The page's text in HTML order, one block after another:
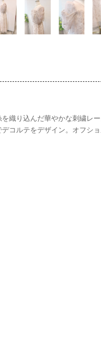
織り込んだ華やかな刺繍レー
コルテをデザイン。オフシ